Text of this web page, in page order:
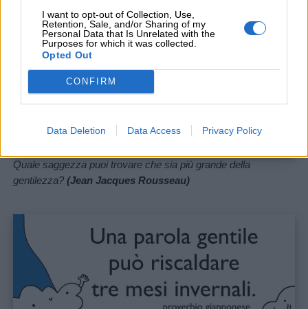
If you wish to opt-out of the sale, sharing to third parties, or
section to confirm your selection. Please note that after your
interest-based ads based on personal information utilized by
us or personal information disclosed to third parties prior to
your opt-out. You may separately opt-out of the further
IAB’s list of downstream participants. This information may
also be disclosed by us to third parties on the
IAB’s List of
Downstream Participants
that may further disclose it to other
third parties.
I want to opt-out of Collection, Use,
Retention, Sale, and/or Sharing of my
Personal Data that Is Unrelated with the
Purposes for which it was collected.
Opted Out
CONFIRM
Data Deletion Data Access Privacy Policy
Quale saggezza puoi trovare che sia più grande della
gentilezza?(Jean Jacques Rousseau)